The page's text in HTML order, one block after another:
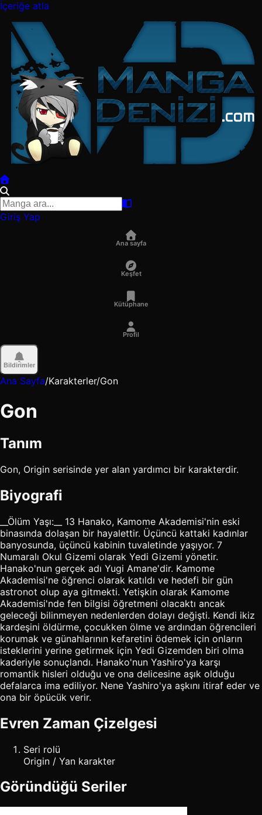
İçeriğe atla
Giriş Yap
Ana sayfa
Keşfet
Kütüphane
Profil
Bildirimler
Ana Sayfa/Karakterler/Gon
Gon
Tanım
Gon, Origin serisinde yer alan yardımcı bir karakterdir.
Biyografi
__Ölüm Yaşı:__ 13 Hanako, Kamome Akademisi'nin eski
binasında dolaşan bir hayalettir. Üçüncü kattaki kadınlar
banyosunda, üçüncü kabinin tuvaletinde yaşıyor. 7
Numaralı Okul Gizemi olarak Yedi Gizemi yönetir.
Hanako'nun gerçek adı Yugi Amane'dir. Kamome
Akademisi'ne öğrenci olarak katıldı ve hedefi bir gün
astronot olup aya gitmekti. Yetişkin olarak Kamome
Akademisi'nde fen bilgisi öğretmeni olacaktı ancak
geleceği bilinmeyen nedenlerden dolayı değişti. Kendi ikiz
kardeşini öldürme, çocukken ölme ve ardından öğrencileri
korumak ve günahlarının kefaretini ödemek için onların
isteklerini yerine getirmek için Yedi Gizemden biri olma
kaderiyle sonuçlandı. Hanako'nun Yashiro'ya karşı
romantik hisleri olduğu ve ona delicesine aşık olduğu
defalarca ima ediliyor. Nene Yashiro'ya aşkını itiraf eder ve
ona bir öpücük verir.
Evren Zaman Çizelgesi
Seri rolü
Origin / Yan karakter
Göründüğü Seriler